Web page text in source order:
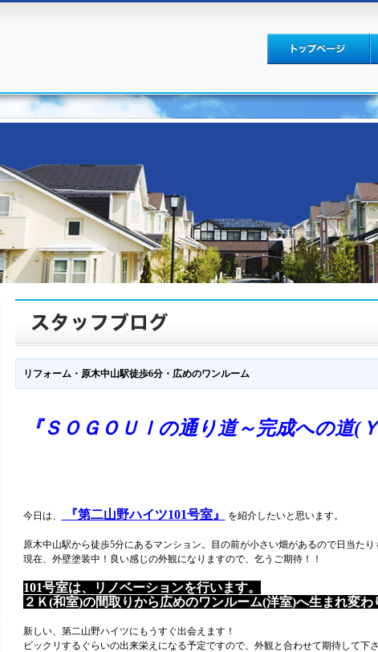
リフォーム・原木中山駅徒歩6分・広めのワンルーム
『ＳＯＧＯＵｌの通り道～完成への道(
今日は、 『第二山野ハイツ101号室』 を紹介したいと思います。
原木中山駅から徒歩5分にあるマンション。目の前が小さい畑があるので日当たり
現在、外壁塗装中！良い感じの外観になりますので、乞うご期待！！
101号室は、リノベーションを行います。
２Ｋ(和室)の間取りから広めのワンルーム(洋室)へ生まれ変わ
新しい、第二山野ハイツにもうすぐ出会えます！
ビックリするぐらいの出来栄えになる予定ですので、外観と合わせて期待して下